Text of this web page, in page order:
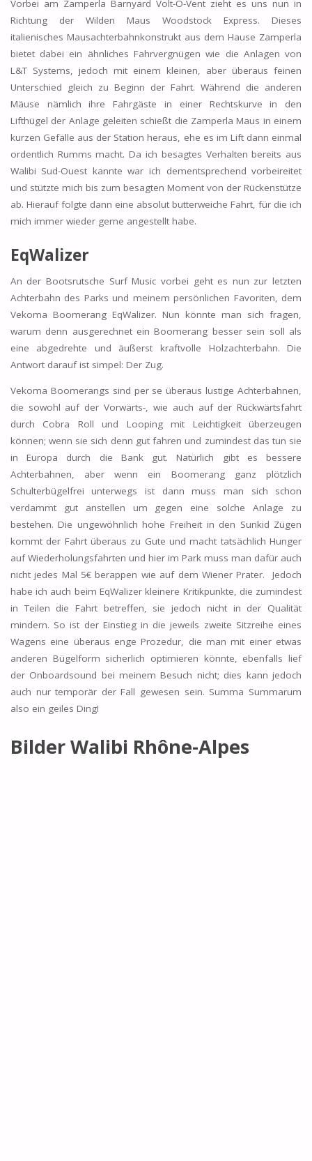
Vorbei am Zamperla Barnyard Volt-O-Vent zieht es uns nun in
Richtung der Wilden Maus Woodstock Express. Dieses
italienisches Mausachterbahnkonstrukt aus dem Hause Zamperla
bietet dabei ein ähnliches Fahrvergnügen wie die Anlagen von
L&T Systems, jedoch mit einem kleinen, aber überaus feinen
Unterschied gleich zu Beginn der Fahrt. Während die anderen
Mäuse nämlich ihre Fahrgäste in einer Rechtskurve in den
Lifthügel der Anlage geleiten schießt die Zamperla Maus in einem
kurzen Gefälle aus der Station heraus, ehe es im Lift dann einmal
ordentlich Rumms macht. Da ich besagtes Verhalten bereits aus
Walibi Sud-Ouest kannte war ich dementsprechend vorbeireitet
und stützte mich bis zum besagten Moment von der Rückenstütze
ab. Hierauf folgte dann eine absolut butterweiche Fahrt, für die ich
mich immer wieder gerne angestellt habe.
EqWalizer
An der Bootsrutsche Surf Music vorbei geht es nun zur letzten
Achterbahn des Parks und meinem persönlichen Favoriten, dem
Vekoma Boomerang EqWalizer. Nun könnte man sich fragen,
warum denn ausgerechnet ein Boomerang besser sein soll als
eine abgedrehte und äußerst kraftvolle Holzachterbahn. Die
Antwort darauf ist simpel: Der Zug.
Vekoma Boomerangs sind per se überaus lustige Achterbahnen,
die sowohl auf der Vorwärts-, wie auch auf der Rückwärtsfahrt
durch Cobra Roll und Looping mit Leichtigkeit überzeugen
können; wenn sie sich denn gut fahren und zumindest das tun sie
in Europa durch die Bank gut. Natürlich gibt es bessere
Achterbahnen, aber wenn ein Boomerang ganz plötzlich
Schulterbügelfrei unterwegs ist dann muss man sich schon
verdammt gut anstellen um gegen eine solche Anlage zu
bestehen. Die ungewöhnlich hohe Freiheit in den Sunkid Zügen
kommt der Fahrt überaus zu Gute und macht tatsächlich Hunger
auf Wiederholungsfahrten und hier im Park muss man dafür auch
nicht jedes Mal 5€ berappen wie auf dem Wiener Prater. Jedoch
habe ich auch beim EqWalizer kleinere Kritikpunkte, die zumindest
in Teilen die Fahrt betreffen, sie jedoch nicht in der Qualität
mindern. So ist der Einstieg in die jeweils zweite Sitzreihe eines
Wagens eine überaus enge Prozedur, die man mit einer etwas
anderen Bügelform sicherlich optimieren könnte, ebenfalls lief
der Onboardsound bei meinem Besuch nicht; dies kann jedoch
auch nur temporär der Fall gewesen sein. Summa Summarum
also ein geiles Ding!
BilderWalibi Rhône-Alpes